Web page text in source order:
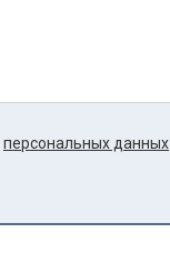
персональных данных